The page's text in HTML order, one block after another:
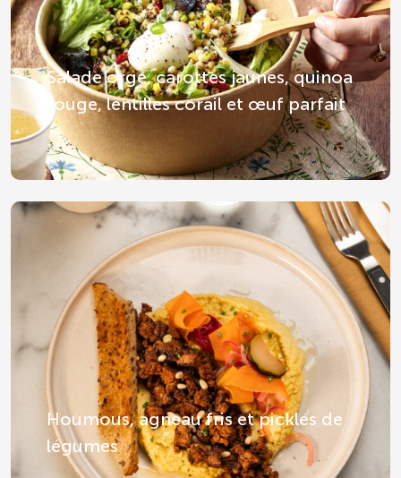
Salade orge, carottes jaunes, quinoa
rouge, lentilles corail et œuf parfait
Houmous, agneau fris et pickles de
légumes